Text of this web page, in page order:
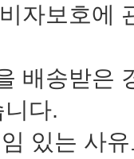
자보호에
배송받은
다.
있는 사